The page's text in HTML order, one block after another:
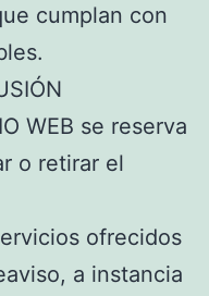
cumplan con
WEB se reserva
o retirar el
ofrecidos
a instancia